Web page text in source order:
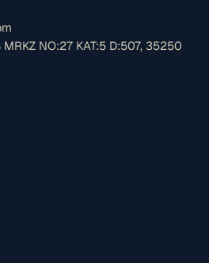
NO:27 KAT:5 D:507, 35250